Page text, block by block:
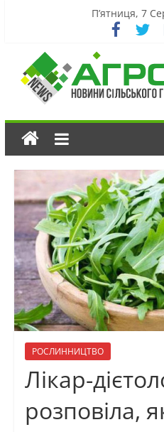
П’ятниця, 7
РОСЛИННИЦТВО
Лікар-
розповіла,